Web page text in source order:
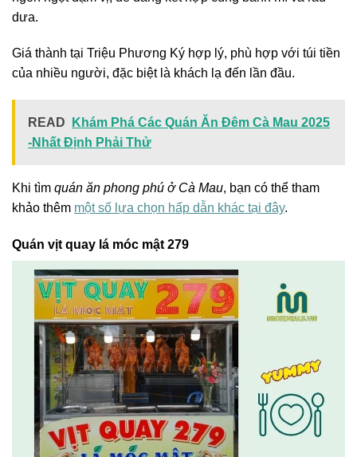
dưa.
Giá thành tại Triệu Phương Ký hợp lý, phù hợp với túi tiền
của nhiều người, đặc biệt là khách lạ đến lần đầu.
READ
Khám Phá Các Quán Ăn Đêm Cà Mau 2025
-Nhất Định Phải Thử
Khi tìm quán ăn phong phú ở Cà Mau, bạn có thể tham
khảo thêm một số lựa chọn hấp dẫn khác tại đây.
Quán vịt quay lá móc mật 279